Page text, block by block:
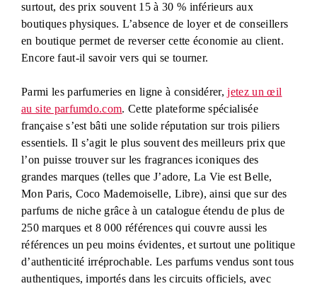
surtout, des prix souvent 15 à 30 % inférieurs aux
boutiques physiques. L’absence de loyer et de conseillers
en boutique permet de reverser cette économie au client.
Encore faut-il savoir vers qui se tourner.
Parmi les parfumeries en ligne à considérer,jetez un œil
au site parfumdo.com. Cette plateforme spécialisée
française s’est bâti une solide réputation sur trois piliers
essentiels. Il s’agit le plus souvent des meilleurs prix que
l’on puisse trouver sur les fragrances iconiques des
grandes marques (telles que J’adore, La Vie est Belle,
Mon Paris, Coco Mademoiselle, Libre), ainsi que sur des
parfums de niche grâce à un catalogue étendu de plus de
250 marques et 8 000 références qui couvre aussi les
références un peu moins évidentes, et surtout une politique
d’authenticité irréprochable. Les parfums vendus sont tous
authentiques, importés dans les circuits officiels, avec